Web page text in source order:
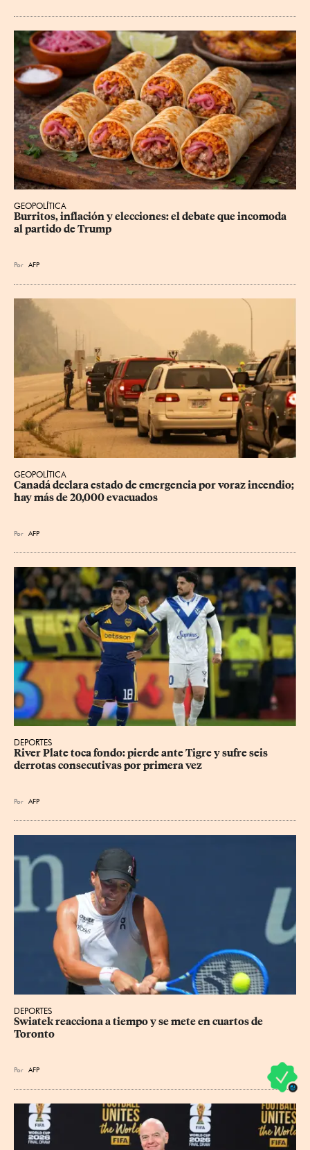
GEOPOLÍTICA
Burritos, inflación y elecciones: el debate que incomoda
al partido de Trump
Por AFP
GEOPOLÍTICA
Canadá declara estado de emergencia por voraz incendio;
hay más de 20,000 evacuados
Por AFP
DEPORTES
River Plate toca fondo: pierde ante Tigre y sufre seis
derrotas consecutivas por primera vez
Por AFP
DEPORTES
Swiatek reacciona a tiempo y se mete en cuartos de
Toronto
Por AFP